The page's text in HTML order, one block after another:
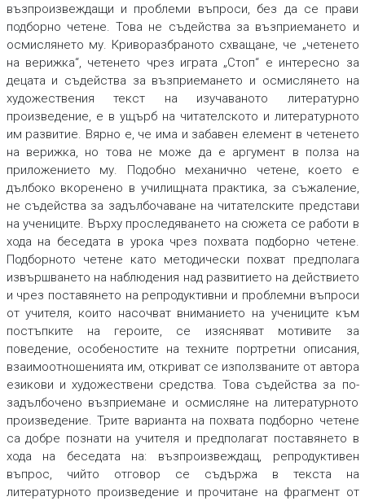
възпроизвеждащи и проблеми въпроси, без да се прави
подборно четене. Това не съдейства за възприемането и
осмислянето му. Криворазбраното схващане, че „четенето
на верижка“, четенето чрез играта „Стоп“ е интересно за
децата и съдейства за възприемането и осмислянето на
художествения текст на изучаваното литературно
произведение, е в ущърб на читателското и литературното
им развитие. Вярно е, че има и забавен елемент в четенето
на верижка, но това не може да е аргумент в полза на
приложението му. Подобно механично четене, което е
дълбоко вкоренено в училищната практика, за съжаление,
не съдейства за задълбочаване на читателските представи
на учениците. Върху проследяването на сюжета се работи в
хода на беседата в урока чрез похвата подборно четене.
Подборното четене като методически похват предполага
извършването на наблюдения над развитието на действието
и чрез поставянето на репродуктивни и проблемни въпроси
от учителя, които насочват вниманието на учениците към
постъпките на героите, се изясняват мотивите за
поведение, особеностите на техните портретни описания,
взаимоотношенията им, откриват се използваните от автора
езикови и художествени средства. Това съдейства за по-
задълбочено възприемане и осмисляне на литературното
произведение. Трите варианта на похвата подборно четене
са добре познати на учителя и предполагат поставянето в
хода на беседата на: възпроизвеждащ, репродуктивен
въпрос, чийто отговор се съдържа в текста на
литературното произведение и прочитане на фрагмент от